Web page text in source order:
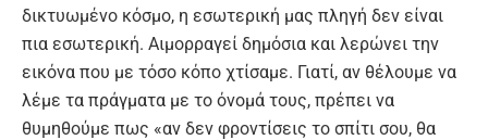
δικτυωμένο κόσμο, η εσωτερική μας πληγή δεν είναι
πια εσωτερική. Αιμορραγεί δημόσια και λερώνει την
εικόνα που με τόσο κόπο χτίσαμε. Γιατί, αν θέλουμε να
λέμε τα πράγματα με το όνομά τους, πρέπει να
θυμηθούμε πως «αν δεν φροντίσεις το σπίτι σου, θα